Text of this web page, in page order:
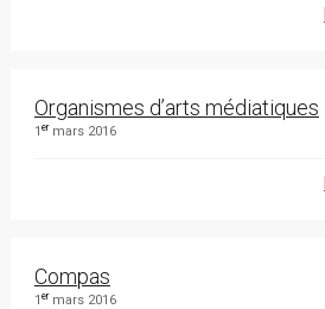
Organismes d’arts médiatiques
1 ermars 2016
Compas
1 ermars 2016